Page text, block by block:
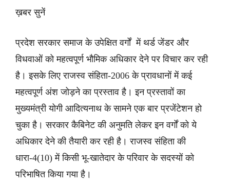
ख़बर सुनें
प्रदेश सरकार समाज के उपेक्षित वर्गों में थर्ड जेंडर और
विधवाओं को महत्वपूर्ण भौमिक अधिकार देने पर विचार कर रही
है। इसके लिए राजस्व संहिता-2006 के प्रावधानों में कई
महत्वपूर्ण अंश जोड़ने का प्रस्ताव है। इन प्रस्तावों का
मुख्यमंत्री योगी आदित्यनाथ के सामने एक बार प्रजेंटेशन हो
चुका है। सरकार कैबिनेट की अनुमति लेकर इन वर्गों को ये
अधिकार देने की तैयारी कर रही है। राजस्व संहिता की
धारा-4(10) में किसी भू-खातेदार के परिवार के सदस्यों को
परिभाषित किया गया है।